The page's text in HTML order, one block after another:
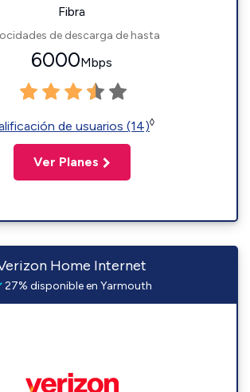
Fibra
de descarga de hasta
6000Mbps
de usuarios (14)◊
Ver Planes
Home Internet
27% disponible en Yarmouth